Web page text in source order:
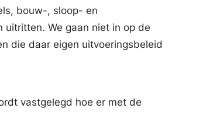
bouw-, sloop- en
uitritten. We gaan niet in op de
die daar eigen uitvoeringsbeleid
vastgelegd hoe er met de